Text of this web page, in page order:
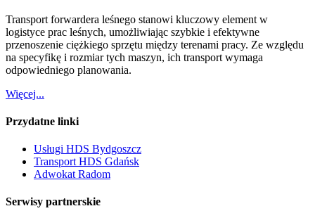
Transport forwardera leśnego stanowi kluczowy element w
logistyce prac leśnych, umożliwiając szybkie i efektywne
przenoszenie ciężkiego sprzętu między terenami pracy. Ze względu
na specyfikę i rozmiar tych maszyn, ich transport wymaga
odpowiedniego planowania.
Więcej...
Przydatne linki
Usługi HDS Bydgoszcz
Transport HDS Gdańsk
Adwokat Radom
Serwisy partnerskie